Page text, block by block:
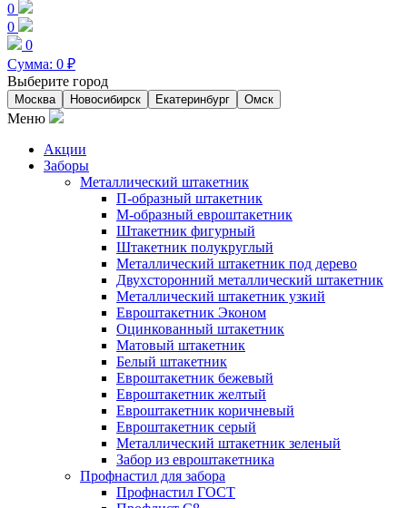
0
0
0
Сумма: 0 ₽
Выберите город
Москва Новосибирск Екатеринбург Омск
Меню
Акции
Заборы
Металлический штакетник
П-образный штакетник
М-образный евроштакетник
Штакетник фигурный
Штакетник полукруглый
Металлический штакетник под дерево
Двухсторонний металлический штакетник
Металлический штакетник узкий
Евроштакетник Эконом
Оцинкованный штакетник
Матовый штакетник
Белый штакетник
Евроштакетник бежевый
Евроштакетник желтый
Евроштакетник коричневый
Евроштакетник серый
Металлический штакетник зеленый
Забор из евроштакетника
Профнастил для забора
Профнастил ГОСТ